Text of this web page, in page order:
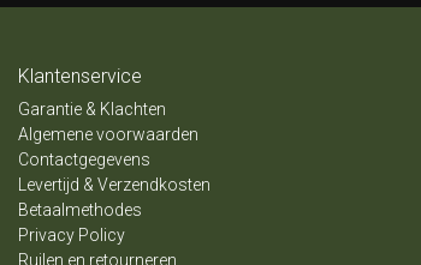
Klantenservice
Garantie & Klachten
Algemene voorwaarden
Contactgegevens
Levertijd & Verzendkosten
Betaalmethodes
Privacy Policy
Ruilen en retourneren